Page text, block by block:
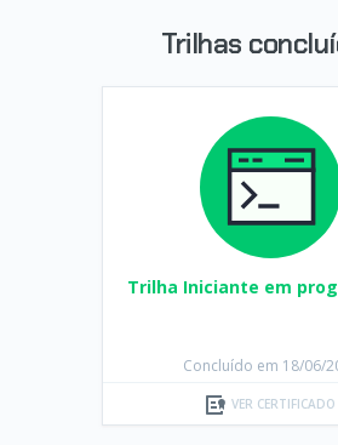
Trilhas
Trilha Iniciante em
Concluído em 18/06/
VER CERTIFICADO